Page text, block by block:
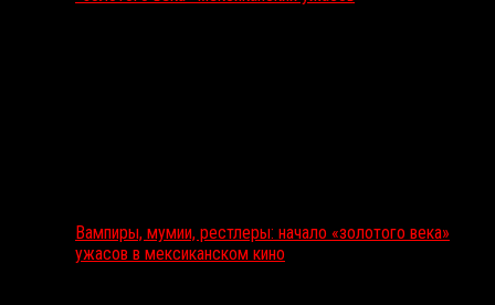
Вампиры, мумии, рестлеры: начало «золотого века»
ужасов в мексиканском кино